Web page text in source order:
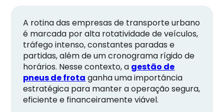
A rotina das empresas de transporte urbano
é marcada por alta rotatividade de veículos,
tráfego intenso, constantes paradas e
partidas, além de um cronograma rígido de
horários. Nesse contexto, a gestão de
pneus de frota ganha uma importância
estratégica para manter a operação segura,
eficiente e financeiramente viável.